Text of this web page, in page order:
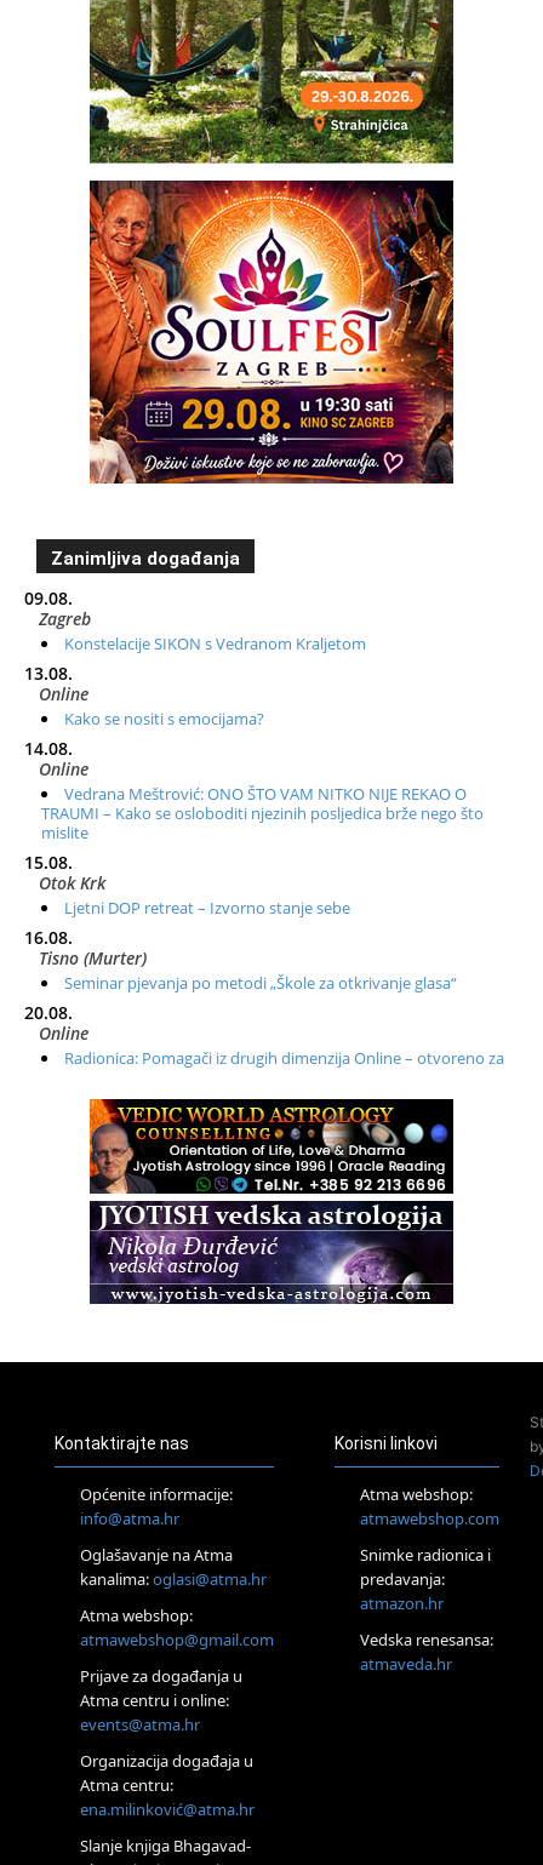
Zanimljiva događanja
09.08.
Zagreb
Konstelacije SIKON s Vedranom Kraljetom
13.08.
Online
Kako se nositi s emocijama?
14.08.
Online
Vedrana Meštrović: ONO ŠTO VAM NITKO NIJE REKAO O
TRAUMI – Kako se osloboditi njezinih posljedica brže nego što
mislite
15.08.
Otok Krk
Ljetni DOP retreat – Izvorno stanje sebe
16.08.
Tisno (Murter)
Seminar pjevanja po metodi „Škole za otkrivanje glasa“
20.08.
Online
Radionica: Pomagači iz drugih dimenzija Online – otvoreno za
Zagreb+Online
Osnovni ThetaHealing® tečaj, Zagreb i Online
Zagreb
Osnovna radionica za izscjeljivanje pranom (Basic Pranic
Healing course)
Access BARS®, otpusti stres
Pjesma srca / Zagreb
Tečaj Višeg Vodstva, razvijanja intuicije i Akaša zapisa
Online
Upisi u program Profesionalni hipnoterapeut — nova
Online
Postanite Nositelj Vibracije Nove Zemlje
Visoko
Alemka Dauskardt – Jednodnevna radionica sistemskih
konstelacija
Zagreb
HOD PO ŽERAVICI – Seminar koji mijenja tijelo, duh i um
Kontaktirajte nas
Općenite informacije:
info@atma.hr
Oglašavanje na Atma
kanalima:oglasi@atma.hr
Atma webshop:
atmawebshop@gmail.com
Prijave za događanja u
Atma centru i online:
events@atma.hr
Organizacija događaja u
Atma centru:
ena.milinković@atma.hr
Slanje knjiga Bhagavad-
Korisni linkovi
Atma webshop:
atmawebshop.com
Snimke radionica i
predavanja:
atmazon.hr
Vedska renesansa:
atmaveda.hr